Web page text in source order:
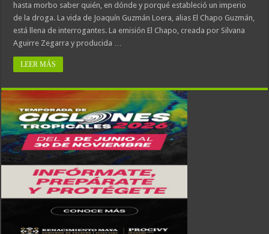
hasta morbo saber quién, en dónde y por­qué estableció un imperio
de la droga. La vida de Joa­quín Guzmán Loera, alias El Chapo Guzmán,
está llena de interrogantes. La emisión El Chapo, crea­da por Silvana
Aguirre Zegarra y producida …
LEER MÁS